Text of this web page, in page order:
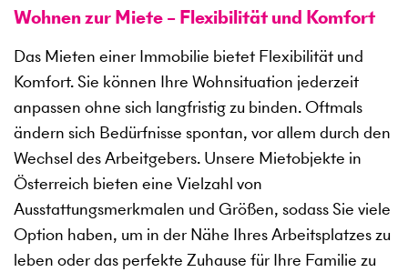
Wohnen zur Miete – Flexibilität und Komfort
Das Mieten einer Immobilie bietet Flexibilität und
Komfort. Sie können Ihre Wohnsituation jederzeit
anpassen ohne sich langfristig zu binden. Oftmals
ändern sich Bedürfnisse spontan, vor allem durch den
Wechsel des Arbeitgebers. Unsere Mietobjekte in
Österreich bieten eine Vielzahl von
Ausstattungsmerkmalen und Größen, sodass Sie viele
Option haben, um in der Nähe Ihres Arbeitsplatzes zu
leben oder das perfekte Zuhause für Ihre Familie zu